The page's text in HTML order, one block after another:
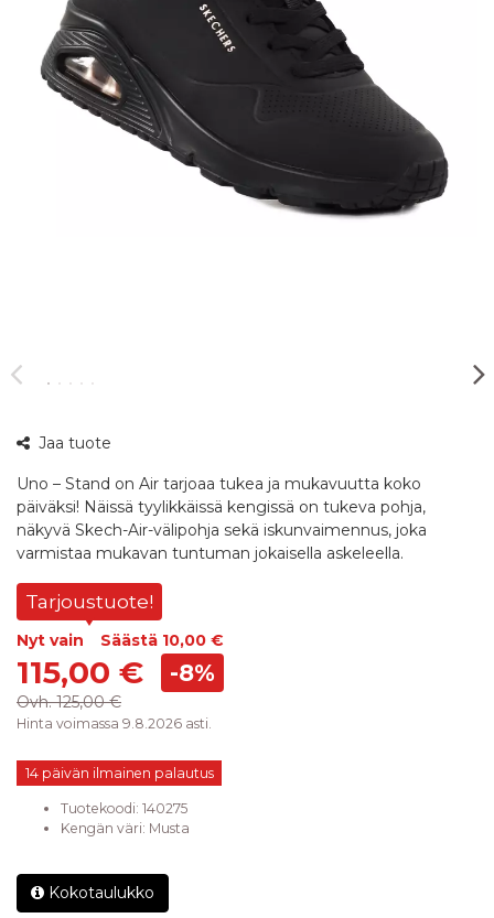
kuva
Jaa tuote
Uno – Stand on Air tarjoaa tukea ja mukavuutta koko
päiväksi! Näissä tyylikkäissä kengissä on tukeva pohja,
näkyvä Skech-Air-välipohja sekä iskunvaimennus, joka
varmistaa mukavan tuntuman jokaisella askeleella.
Tarjoustuote!
Nyt vain Säästä 10,00 €
115,00 €
Ovh. 125,00 €
-8%
Hinta voimassa 9.8.2026 asti.
14 päivän ilmainen palautus
Tuotekoodi: 140275
Kengän väri: Musta
Kokotaulukko